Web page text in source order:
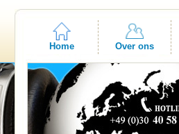
Home Over ons